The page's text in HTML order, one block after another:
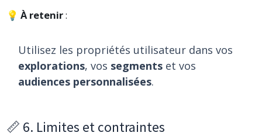
💡 À retenir:
Utilisez les propriétés utilisateur dans vos
explorations, vos segmentset vos
audiences personnalisées.
📏 6. Limites et contraintes